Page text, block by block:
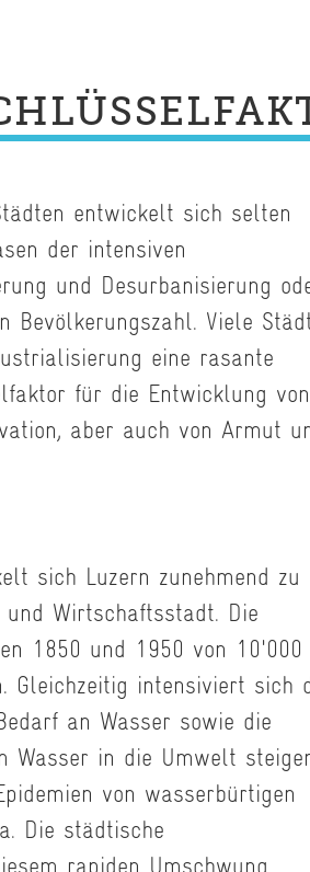
entwickelt sich selten
der intensiven
und Desurbanisierung
Bevölkerungszahl. Viele
eine rasante
für die Entwicklung von
aber auch von Armut
sich Luzern zunehmend zu
Wirtschaftsstadt. Die
1850 und 1950 von 10'000
Gleichzeitig intensiviert sich
an Wasser sowie die
Wasser in die Umwelt
von wasserbürtigen
Die städtische
rapiden Umschwung